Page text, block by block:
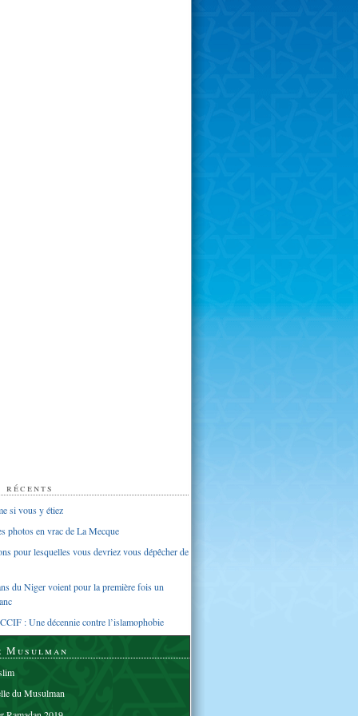
si vous y étiez
photos en vrac de La Mecque
pour lesquelles vous devriez vous dépêcher de
du Niger voient pour la première fois un
: Une décennie contre l’islamophobie
Musulman
du Musulman